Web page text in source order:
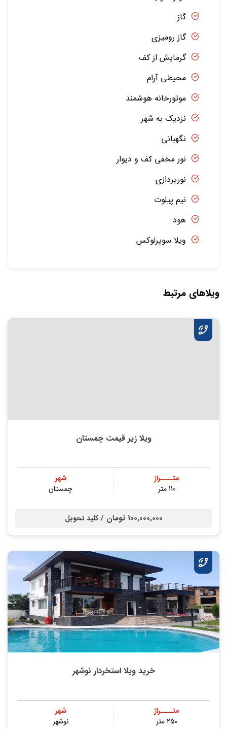
گاز
گاز رومیزی
گرمایش از کف
محیطی آرام
موتورخانه هوشمند
نزدیک به شهر
نگهبانی
نور مخفی کف و دیوار
نورپردازی
نیم پیلوت
هود
ویلا سوپرلوکس
ویلاهای مرتبط
ویلا زیر قیمت چمستان
متــــراژ
110 متر
شهر
چمستان
100,000,000 تومان / کلید تحویل
خرید ویلا استخردار نوشهر
متــــراژ
250 متر
شهر
نوشهر